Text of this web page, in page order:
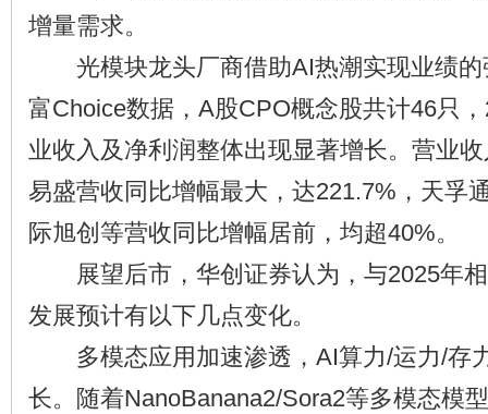
增量需求。
光模块龙头厂商借助AI热潮实现业绩的
富Choice数据，A股CPO概念股共计46只
业收入及净利润整体出现显著增长。营业
易盛营收同比增幅最大，达221.7%，天孚
际旭创等营收同比增幅居前，均超40%。
展望后市，华创证券认为，与2025年相
发展预计有以下几点变化。
多模态应用加速渗透，AI算力/运力/存
长。随着NanoBanana2/Sora2等多模态模